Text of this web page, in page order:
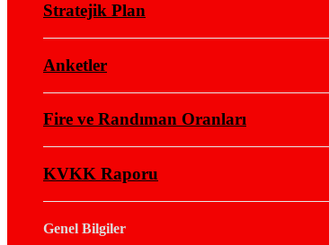
Stratejik Plan
Anketler
Fire ve Randıman Oranları
KVKK Raporu
Genel Bilgiler